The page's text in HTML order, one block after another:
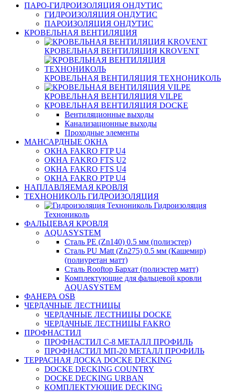
ПАРО-ГИДРОИЗОЛЯЦИЯ ОНДУТИС
ГИДРОИЗОЛЯЦИЯ ОНДУТИС
ПАРОИЗОЛЯЦИЯ ОНДУТИС
КРОВЕЛЬНАЯ ВЕНТИЛЯЦИЯ
КРОВЕЛЬНАЯ ВЕНТИЛЯЦИЯ KROVENT
КРОВЕЛЬНАЯ ВЕНТИЛЯЦИЯ ТЕХНОНИКОЛЬ
КРОВЕЛЬНАЯ ВЕНТИЛЯЦИЯ VILPE
КРОВЕЛЬНАЯ ВЕНТИЛЯЦИЯ DOCKE
Вентиляционные выходы
Канализационные выходы
Проходные элементы
МАНСАРДНЫЕ ОКНА
ОКНА FAKRO FTP U4
ОКНА FAKRO FTS U2
ОКНА FAKRO FTS U4
ОКНА FAKRO PTP U4
НАПЛАВЛЯЕМАЯ КРОВЛЯ
ТЕХНОНИКОЛЬ ГИДРОИЗОЛЯЦИЯ
Гидроизоляция
Технониколь
ФАЛЬЦЕВАЯ КРОВЛЯ
AQUASYSTEM
Сталь PE (Zn140) 0.5 мм (полиэстер)
Сталь PU Matt (Zn275) 0.5 мм (Кашемир)
(полиуретан матт)
Сталь Rooftop Бархат (полиэстер матт)
Комплектующие для фальцевой кровли
AQUASYSTEM
ФАНЕРА OSB
ЧЕРДАЧНЫЕ ЛЕСТНИЦЫ
ЧЕРДАЧНЫЕ ЛЕСТНИЦЫ DOCKE
ЧЕРДАЧНЫЕ ЛЕСТНИЦЫ FAKRO
ПРОФНАСТИЛ
ПРОФНАСТИЛ C-8 МЕТАЛЛ ПРОФИЛЬ
ПРОФНАСТИЛ МП-20 МЕТАЛЛ ПРОФИЛЬ
ТЕРРАСНАЯ ДОСКА DOCKE DECKING
DOCKE DECKING COUNTRY
DOCKE DECKING URBAN
КОМПЛЕКТУЮЩИЕ DECKING